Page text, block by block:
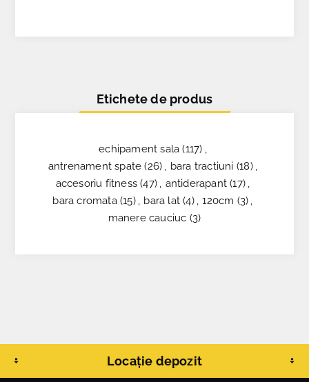
Etichete de produs
echipament sala (117) ,
antrenament spate (26) , bara tractiuni (18) ,
accesoriu fitness (47) , antiderapant (17) ,
bara cromata (15) , bara lat (4) , 120cm (3) ,
manere cauciuc (3)
Locație depozit